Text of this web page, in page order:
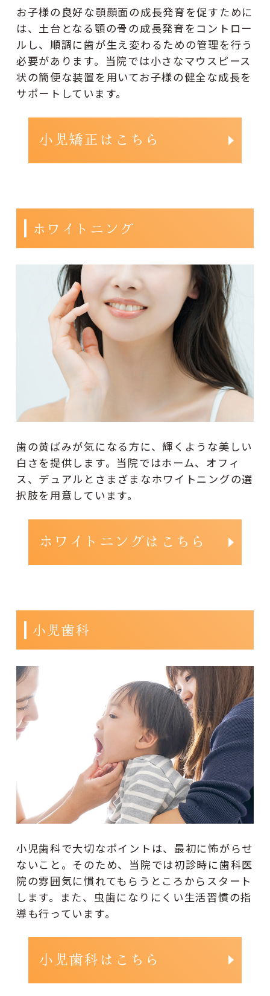
お子様の良好な顎顔面の成長発育を促すために
は、土台となる顎の骨の成長発育をコントロー
ルし、順調に歯が生え変わるための管理を行う
必要があります。当院では小さなマウスピース
状の簡便な装置を用いてお子様の健全な成長を
サポートしています。
小児矯正はこちら
ホワイトニング
歯の黄ばみが気になる方に、輝くような美しい
白さを提供します。当院ではホーム、オフィ
ス、デュアルとさまざまなホワイトニングの選
択肢を用意しています。
ホワイトニングはこちら
小児歯科
小児歯科で大切なポイントは、最初に怖がらせ
ないこと。そのため、当院では初診時に歯科医
院の雰囲気に慣れてもらうところからスタート
します。また、虫歯になりにくい生活習慣の指
導も行っています。
小児歯科はこちら